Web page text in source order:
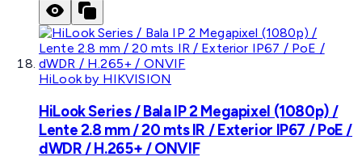
HiLook by HIKVISION
HiLook Series / Bala IP 2 Megapixel (1080p) /
Lente 2.8 mm / 20 mts IR / Exterior IP67 / PoE /
dWDR / H.265+ / ONVIF